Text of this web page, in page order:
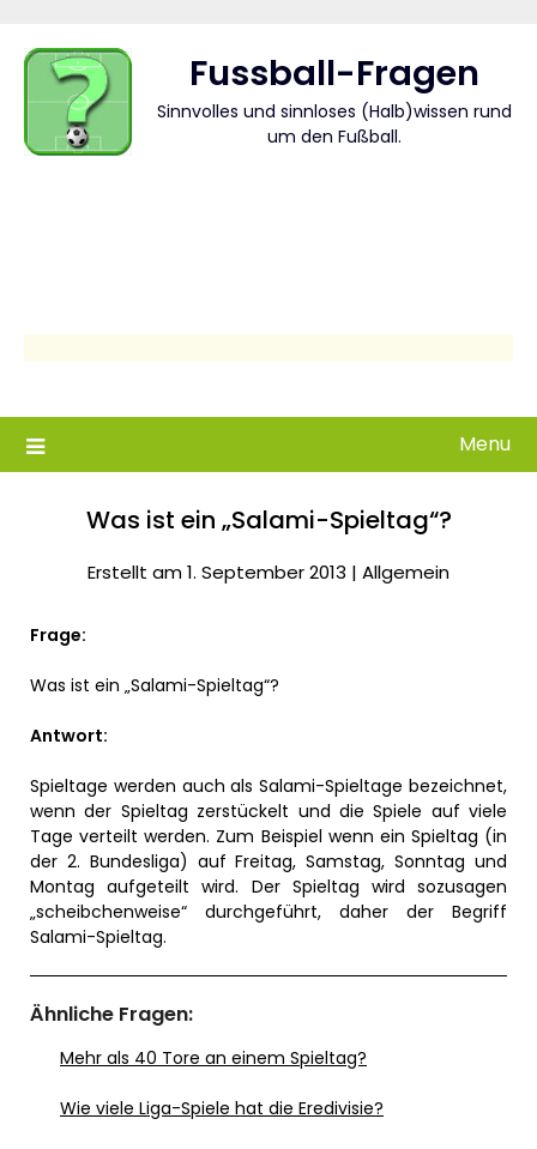
content
Fussball-Fragen
Sinnvolles und sinnloses (Halb)wissen rund
um den Fußball.
Menu
Was ist ein „Salami-Spieltag“?
Erstellt am 1. September 2013 | Allgemein
Frage:
Was ist ein „Salami-Spieltag“?
Antwort:
Spieltage werden auch als Salami-Spieltage bezeichnet,
wenn der Spieltag zerstückelt und die Spiele auf viele
Tage verteilt werden. Zum Beispiel wenn ein Spieltag (in
der 2. Bundesliga) auf Freitag, Samstag, Sonntag und
Montag aufgeteilt wird. Der Spieltag wird sozusagen
„scheibchenweise“ durchgeführt, daher der Begriff
Salami-Spieltag.
Ähnliche Fragen:
Mehr als 40 Tore an einem Spieltag?
Wie viele Liga-Spiele hat die Eredivisie?